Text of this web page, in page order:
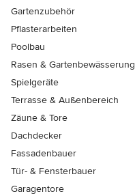
Gartenzubehör
Pflasterarbeiten
Poolbau
Rasen & Gartenbewässerung
Spielgeräte
Terrasse & Außenbereich
Zäune & Tore
Dachdecker
Fassadenbauer
Tür- & Fensterbauer
Garagentore